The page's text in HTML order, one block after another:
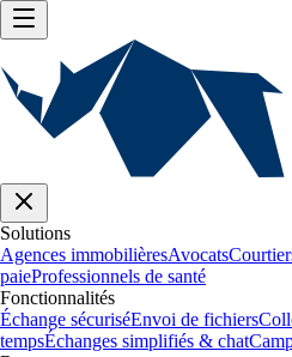
Solutions
Agences immobilièresAvocats
paieProfessionnels de santé
Fonctionnalités
Échange sécuriséEnvoi de fichiers
tempsÉchanges simplifiés & chat